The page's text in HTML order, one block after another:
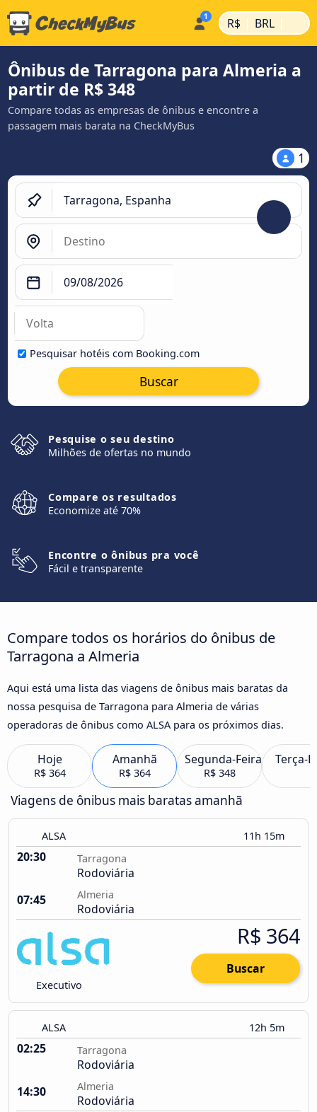
R$ | BRL |
Ônibus de Tarragona para Almeria a
partir de R$ 348
Compare todas as empresas de ônibus e encontre a
passagem mais barata na CheckMyBus
1
Pesquisar hotéis com Booking.com
Buscar
Pesquise o seu destino
Milhões de ofertas no mundo
Compare os resultados
Economize até 70%
Encontre o ônibus pra você
Fácil e transparente
Compare todos os horários do ônibus de
Tarragona a Almeria
Aqui está uma lista das viagens de ônibus mais baratas da
nossa pesquisa de Tarragona para Almeria de várias
operadoras de ônibus como ALSA para os próximos dias.
Hoje
R$ 364
Amanhã
R$ 364
Segunda-Feira
R$ 348
Terça-
Viagens de ônibus mais baratas amanhã
ALSA 11h 15m
20:30 Tarragona
Rodoviária
07:45
Almeria
Rodoviária
Executivo
R$ 364
Buscar
ALSA 12h 5m
02:25 Tarragona
Rodoviária
14:30
Almeria
Rodoviária